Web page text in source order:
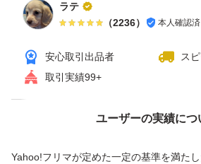
ラテ
（2236） 本人確認済
安心取引出品者
ス
取引実績99+
ユーザーの実績につ
Yahoo!フリマが定めた一定の基準を満た
価格の相談